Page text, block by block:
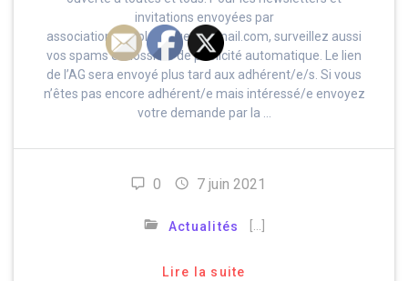
invitations envoyées par
association.artsplastiques@gmail.com, surveillez aussi
vos spams et dossiers de publicité automatique. Le lien
de l’AG sera envoyé plus tard aux adhérent/e/s. Si vous
n’êtes pas encore adhérent/e mais intéressé/e envoyez
votre demande par la …
0 7 juin 2021
Actualités
Lire la suite